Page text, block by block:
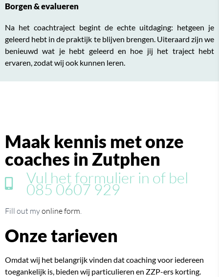
Borgen & evalueren
Na het coachtraject begint de echte uitdaging: hetgeen je
geleerd hebt in de praktijk te blijven brengen. Uiteraard zijn we
benieuwd wat je hebt geleerd en hoe jij het traject hebt
ervaren, zodat wij ook kunnen leren.
Maak kennis met onze
coaches in Zutphen
Vul het formulier in of bel
085 0607 929
Fill out myonline form.
Onze tarieven
Omdat wij het belangrijk vinden dat coaching voor iedereen
toegankelijk is, bieden wij particulieren en ZZP-ers korting.